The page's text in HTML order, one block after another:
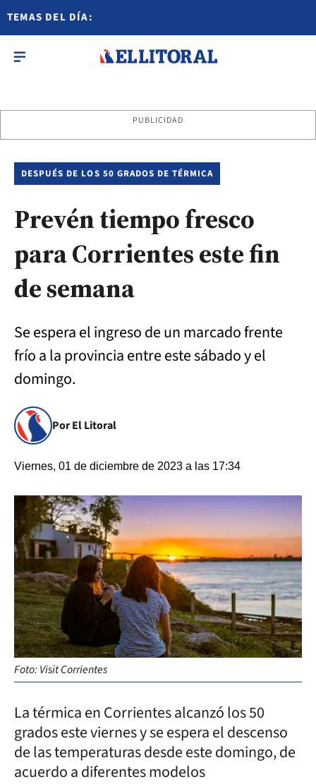
TEMAS DEL DÍA:
PUBLICIDAD
DESPUÉS DE LOS 50 GRADOS DE TÉRMICA
Prevén tiempo fresco
para Corrientes este fin
de semana
Se espera el ingreso de un marcado frente
frío a la provincia entre este sábado y el
domingo.
Por El Litoral
Viernes, 01 de diciembre de 2023 a las 17:34
Foto: Visit Corrientes
La térmica en Corrientes alcanzó los 50
grados este viernes y se espera el descenso
de las temperaturas desde este domingo, de
acuerdo a diferentes modelos